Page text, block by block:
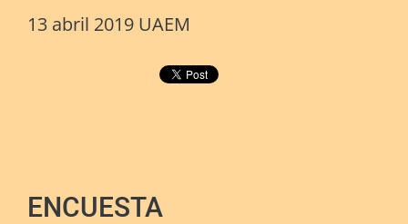
13 abril 2019 UAEM
ENCUESTA